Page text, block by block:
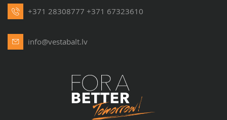
+371 28308777 +371 67323610
info@vestabalt.lv